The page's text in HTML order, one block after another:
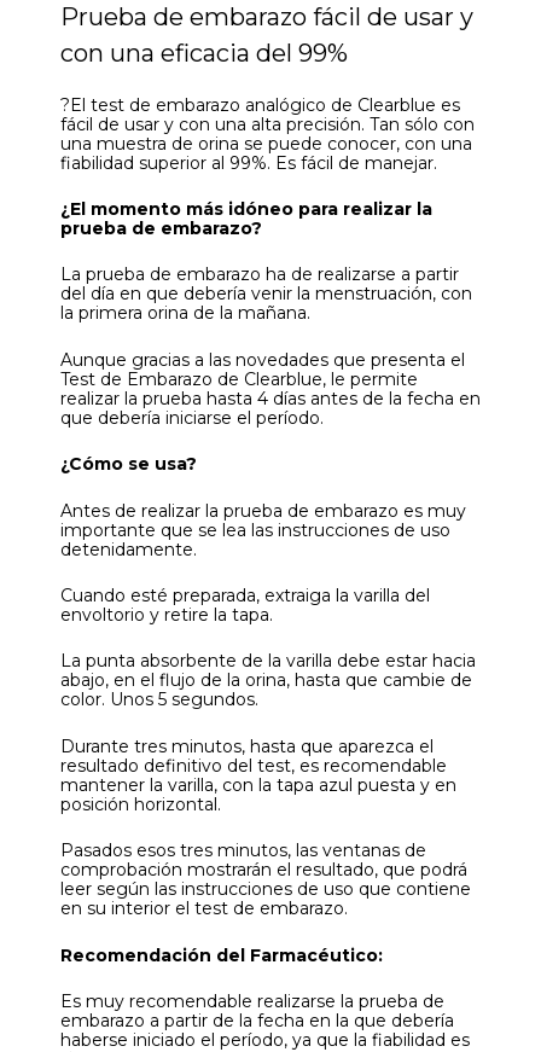
Prueba de embarazo fácil de usar y
con una eficacia del 99%
?El test de embarazo analógico de Clearblue es
fácil de usar y con una alta precisión. Tan sólo con
una muestra de orina se puede conocer, con una
fiabilidad superior al 99%. Es fácil de manejar.
¿El momento más idóneo para realizar la
prueba de embarazo?
La prueba de embarazo ha de realizarse a partir
del día en que debería venir la menstruación, con
la primera orina de la mañana.
Aunque gracias a las novedades que presenta el
Test de Embarazo de Clearblue, le permite
realizar la prueba hasta 4 días antes de la fecha en
que debería iniciarse el período.
¿Cómo se usa?
Antes de realizar la prueba de embarazo es muy
importante que se lea las instrucciones de uso
detenidamente.
Cuando esté preparada, extraiga la varilla del
envoltorio y retire la tapa.
La punta absorbente de la varilla debe estar hacia
abajo, en el flujo de la orina, hasta que cambie de
color. Unos 5 segundos.
Durante tres minutos, hasta que aparezca el
resultado definitivo del test, es recomendable
mantener la varilla, con la tapa azul puesta y en
posición horizontal.
Pasados esos tres minutos, las ventanas de
comprobación mostrarán el resultado, que podrá
leer según las instrucciones de uso que contiene
en su interior el test de embarazo.
Recomendación del Farmacéutico:
Es muy recomendable realizarse la prueba de
embarazo a partir de la fecha en la que debería
haberse iniciado el período, ya que la fiabilidad es